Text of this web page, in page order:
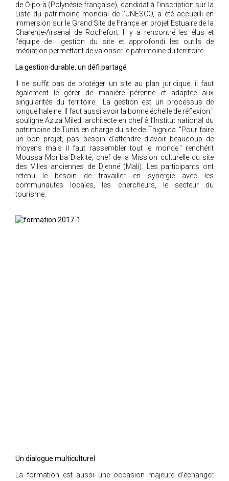
de Ō-po-ä (Polynésie française), candidat à l'inscription sur la
Liste du patrimoine mondial de l'UNESCO, a été accueilli en
immersion sur le Grand Site de France en projet Estuaire de la
Charente-Arsenal de Rochefort. Il y a rencontré les élus et
l'équipe de gestion du site et approfondi les outils de
médiation permettant de valoriser le patrimoine du territoire.
La gestion durable, un défi partagé
Il ne suffit pas de protéger un site au plan juridique, il faut
également le gérer de manière pérenne et adaptée aux
singularités du territoire. "La gestion est un processus de
longue haleine. Il faut aussi avoir la bonne échelle de réflexion."
souligne Aziza Miled, architecte en chef à l’Institut national du
patrimoine de Tunis en charge du site de Thignica. "Pour faire
un bon projet, pas besoin d'attendre d'avoir beaucoup de
moyens mais il faut rassembler tout le monde." renchérit
Moussa Moriba Diakité, chef de la Mission culturelle du site
des Villes anciennes de Djenné (Mali). Les participants ont
retenu le besoin de travailler en synergie avec les
communautés locales, les chercheurs, le secteur du
tourisme.
Un dialogue multiculturel
La formation est aussi une occasion majeure d'échanger